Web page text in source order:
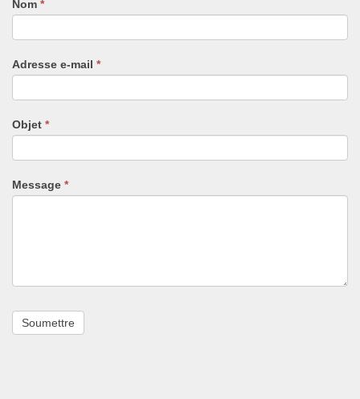
Nom *
Adresse e-mail *
Objet *
Message *
Si
vous
êtes
humain,
remplissez
ce